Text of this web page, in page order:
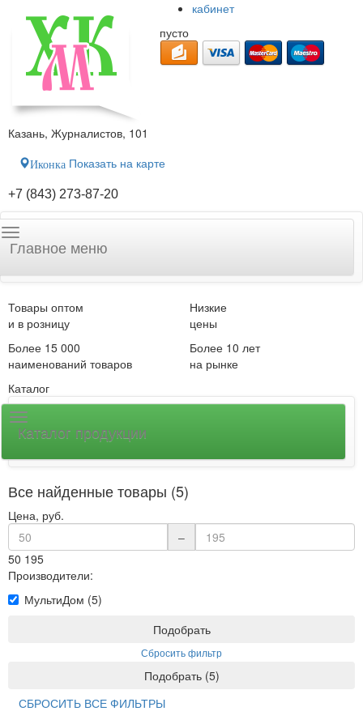
кабинет
пусто
Казань, Журналистов, 101
Иконка Показать на карте
+7 (843) 273-87-20
Главное меню
Товары оптом
и в розницу
Низкие
цены
Более 15 000
наименований товаров
Более 10 лет
на рынке
Каталог
Каталог продукции
Все найденные товары (5)
Цена, руб.
–
50 195
Производители:
МультиДом (5)
Подобрать
Сбросить фильтр
Подобрать (5)
СБРОСИТЬ ВСЕ ФИЛЬТРЫ